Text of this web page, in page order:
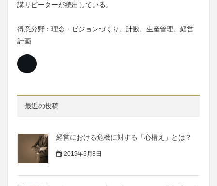
講リピーターが続出している。
得意分野：理念・ビジョンづくり、計数、生産管理、経営
計画
最近の投稿
経営における危機に対する「心構え」とは？
2019年5月8日